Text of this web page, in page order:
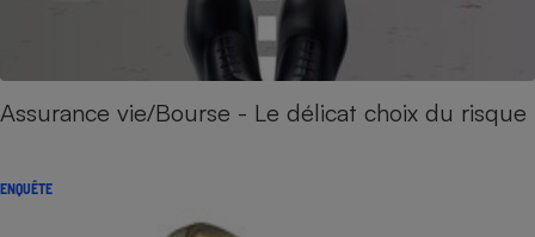
Assurance vie/Bourse - Le délicat choix du risque
ENQUÊTE